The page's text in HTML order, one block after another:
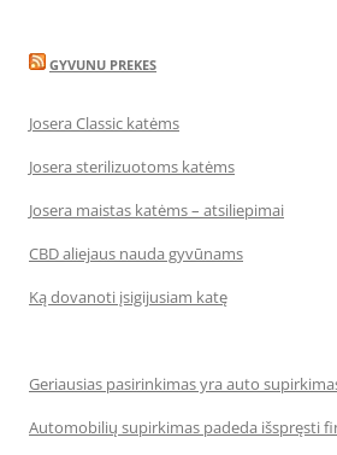
GYVUNU PREKES
Josera Classic katėms
Josera sterilizuotoms katėms
Josera maistas katėms – atsiliepimai
CBD aliejaus nauda gyvūnams
Ką dovanoti įsigijusiam katę
Geriausias pasirinkimas yra auto
Automobilių supirkimas padeda išspręsti